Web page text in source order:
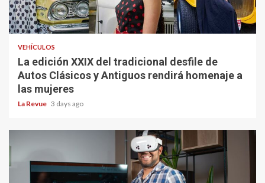
VEHÍCULOS
La edición XXIX del tradicional desfile de
Autos Clásicos y Antiguos rendirá homenaje a
las mujeres
La Revue 3 days ago